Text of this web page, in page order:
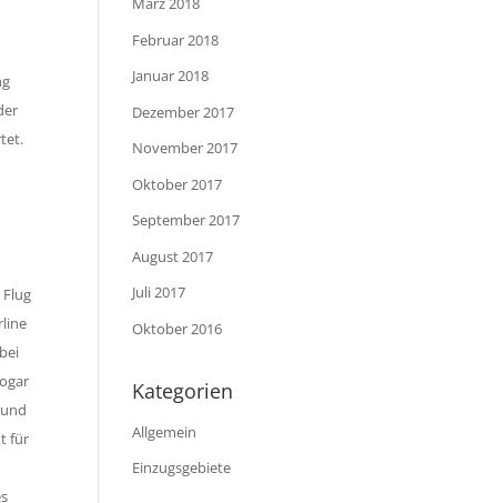
für
Februar 2018
Januar 2018
Dezember 2017
November 2017
Oktober 2017
September 2017
August 2017
Juli 2017
Oktober 2016
Kategorien
Allgemein
Einzugsgebiete